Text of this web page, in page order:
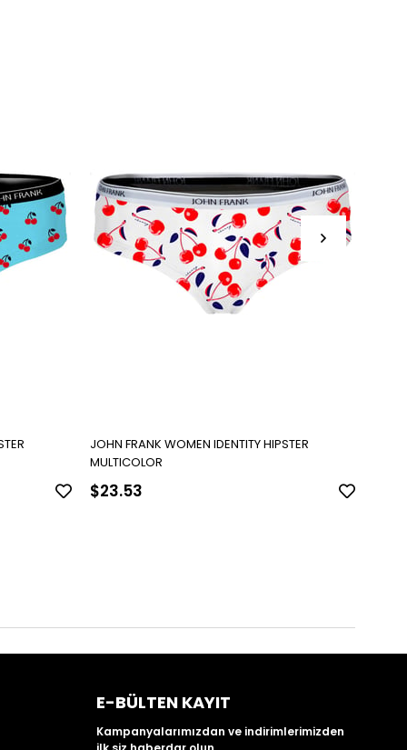
JOHN FRANK WOMEN IDENTITY HIPSTER
MULTICOLOR
$23.53
E-BÜLTEN KAYIT
Kampanyalarımızdan ve indirimlerimizden